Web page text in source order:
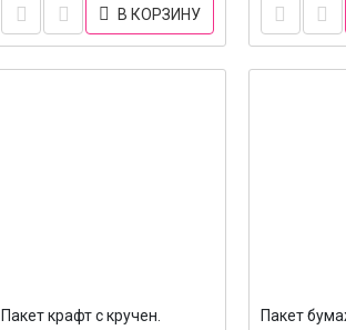
В КОРЗИНУ
Пакет крафт с кручен.
Пакет